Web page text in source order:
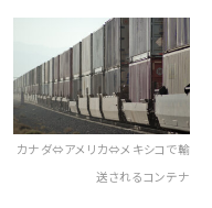
カナダ⇔アメリカ⇔メキシコで輸
送されるコンテナ